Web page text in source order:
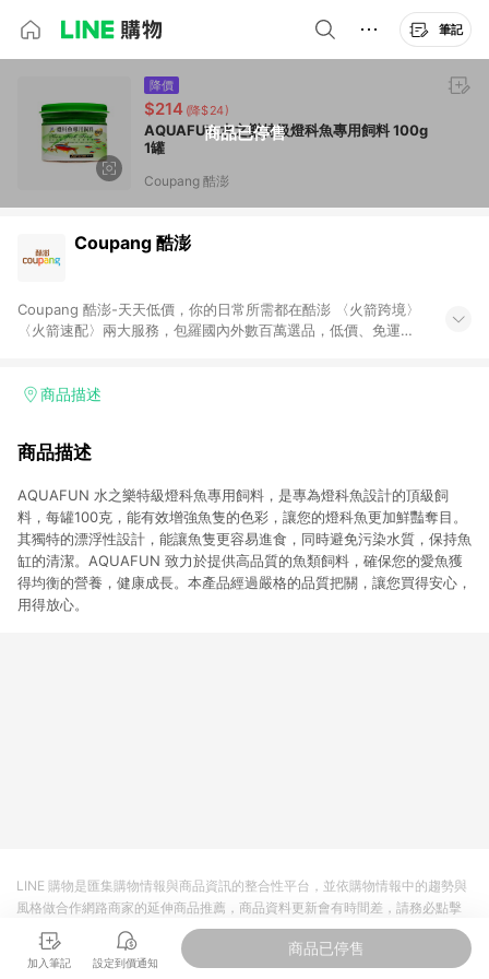
筆記
商品已停售
降價
$214 (降$24)
AQUAFUN 水之樂特級燈科魚專用飼料 100g
1罐
Coupang 酷澎
Coupang 酷澎
Coupang 酷澎-天天低價，你的日常所需都在酷澎 〈火箭跨境〉
〈火箭速配〉兩大服務，包羅國內外數百萬選品，低價、免運，
加入WOW會員告別湊免運，火箭速配、火箭跨境優質選品不限金
商品描述
商品描述
AQUAFUN 水之樂特級燈科魚專用飼料，是專為燈科魚設計的頂級飼
料，每罐100克，能有效增強魚隻的色彩，讓您的燈科魚更加鮮豔奪目。
其獨特的漂浮性設計，能讓魚隻更容易進食，同時避免污染水質，保持魚
缸的清潔。AQUAFUN 致力於提供高品質的魚類飼料，確保您的愛魚獲
得均衡的營養，健康成長。本產品經過嚴格的品質把關，讓您買得安心，
用得放心。
加入筆記 設定到價通知
商品已停售
LINE 購物是匯集購物情報與商品資訊的整合性平台，並依購物情報中的趨勢與
風格做合作網路商家的延伸商品推薦，商品資料更新會有時間差，請務必點擊
商品至各合作網路商家，確認現售價與購物條件，一切資訊以合作廠商網頁為
準。